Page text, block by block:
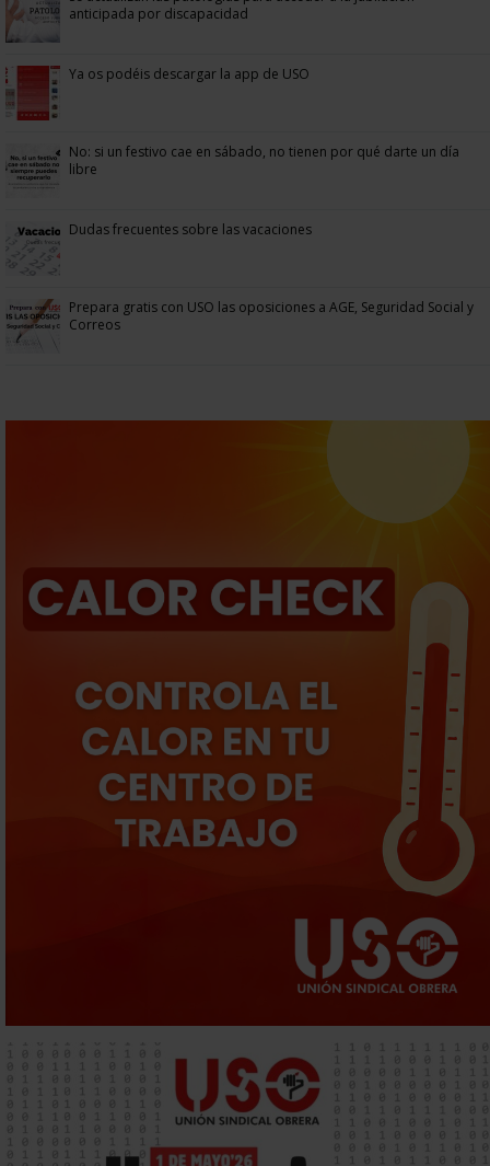
anticipada por discapacidad
Ya os podéis descargar la app de USO
No: si un festivo cae en sábado, no tienen por qué darte un día
libre
Dudas frecuentes sobre las vacaciones
Prepara gratis con USO las oposiciones a AGE, Seguridad Social y
Correos